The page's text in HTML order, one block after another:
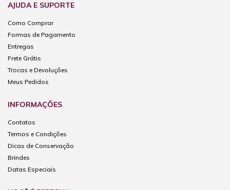
AJUDA E SUPORTE
Como Comprar
Formas de Pagamento
Entregas
Frete Grátis
Trocas e Devoluções
Meus Pedidos
INFORMAÇÕES
Contatos
Termos e Condições
Dicas de Conservação
Brindes
Datas Especiais